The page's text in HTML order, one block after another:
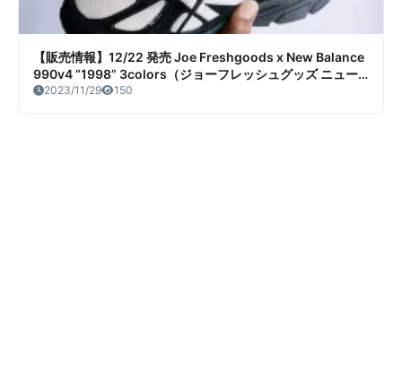
【販売情報】12/22 発売 Joe Freshgoods x New Balance
990v4 “1998” 3colors（ジョーフレッシュグッズ ニュー
バランス 990v4 1998）販売/定価/販売店舗まとめ
2023/11/29 150